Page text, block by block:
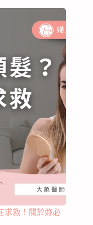
求救！關於妳必